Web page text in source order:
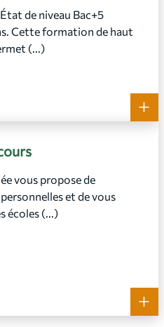
de niveau Bac+5
Cette formation de haut
(...)
+
vous propose de
et de vous
écoles (...)
+